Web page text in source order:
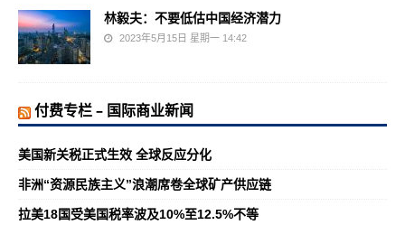
林毅夫：不要低估中国经济潜力
2023年5月15日 星期一 14:42
付费专栏 – 国际商业新闻
美国新关税正式生效 全球反应分化
非洲“资源民族主义”浪潮席卷全球矿产供应链
拉美18国受美国税率波及10%至12.5%不等